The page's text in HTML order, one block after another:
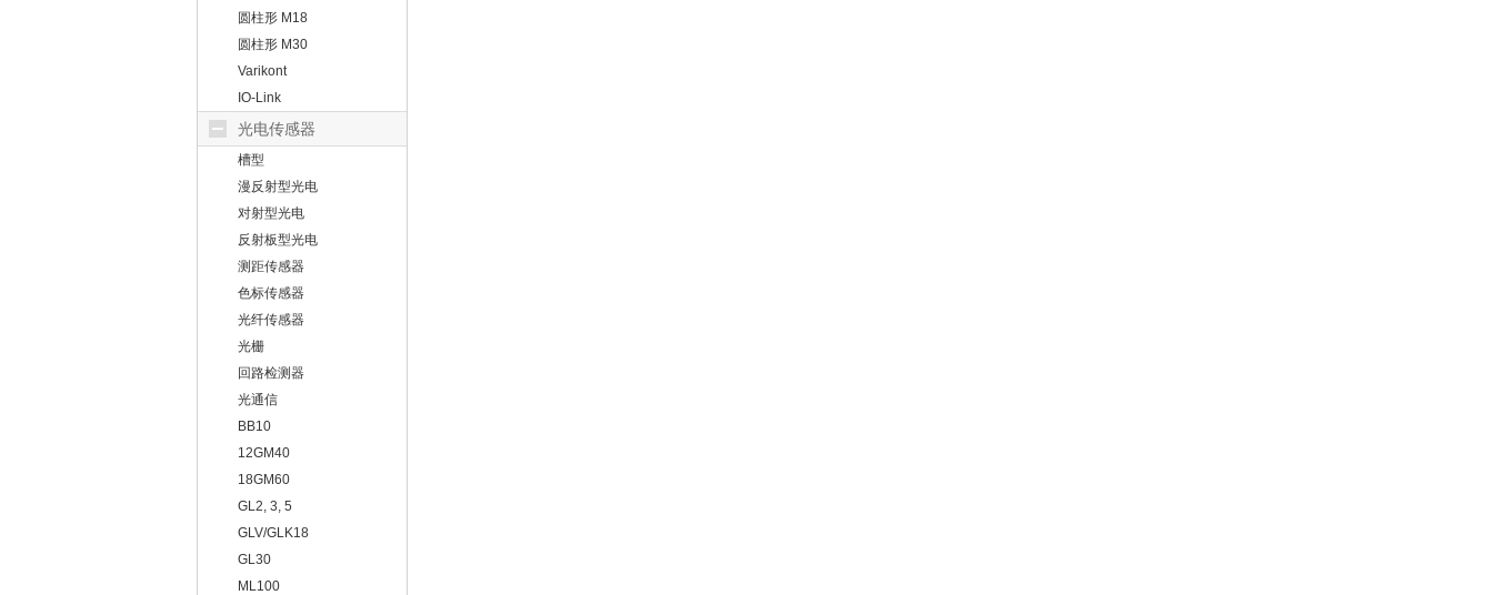
圆柱形 M18
圆柱形 M30
Varikont
IO-Link
光电传感器
槽型
漫反射型光电
对射型光电
反射板型光电
测距传感器
色标传感器
光纤传感器
光栅
回路检测器
光通信
BB10
12GM40
18GM60
GL2, 3, 5
GLV/GLK18
GL30
ML100